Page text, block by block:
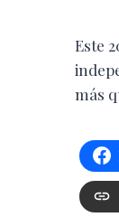
Este
más